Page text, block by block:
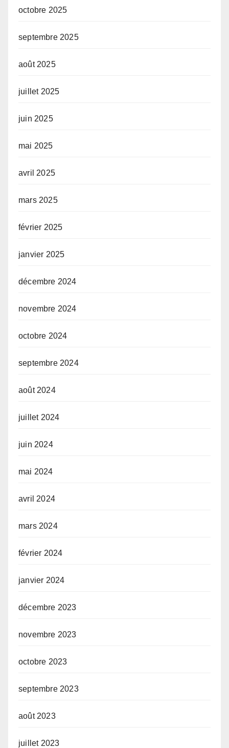
octobre 2025
septembre 2025
août 2025
juillet 2025
juin 2025
mai 2025
avril 2025
mars 2025
février 2025
janvier 2025
décembre 2024
novembre 2024
octobre 2024
septembre 2024
août 2024
juillet 2024
juin 2024
mai 2024
avril 2024
mars 2024
février 2024
janvier 2024
décembre 2023
novembre 2023
octobre 2023
septembre 2023
août 2023
juillet 2023